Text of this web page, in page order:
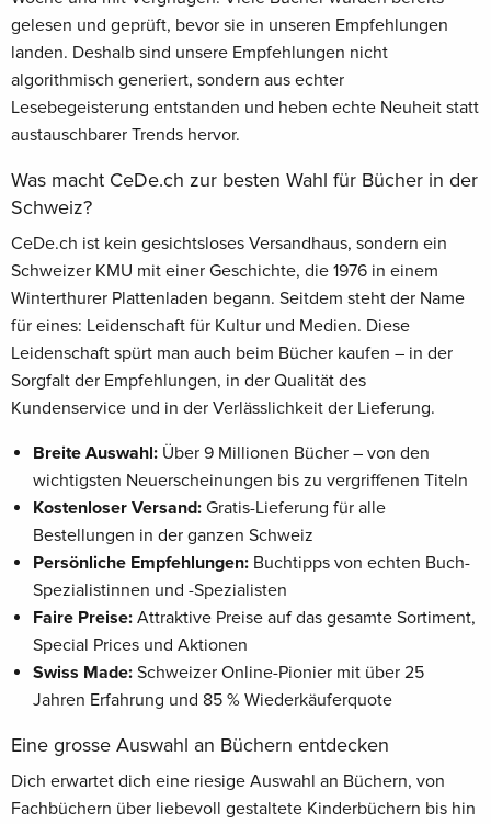
gelesen und geprüft, bevor sie in unseren Empfehlungen
landen. Deshalb sind unsere Empfehlungen nicht
algorithmisch generiert, sondern aus echter
Lesebegeisterung entstanden und heben echte Neuheit statt
austauschbarer Trends hervor.
Was macht CeDe.ch zur besten Wahl für Bücher in der
Schweiz?
CeDe.ch ist kein gesichtsloses Versandhaus, sondern ein
Schweizer KMU mit einer Geschichte, die 1976 in einem
Winterthurer Plattenladen begann. Seitdem steht der Name
für eines: Leidenschaft für Kultur und Medien. Diese
Leidenschaft spürt man auch beim Bücher kaufen – in der
Sorgfalt der Empfehlungen, in der Qualität des
Kundenservice und in der Verlässlichkeit der Lieferung.
Breite Auswahl: Über 9 Millionen Bücher – von den
wichtigsten Neuerscheinungen bis zu vergriffenen Titeln
Kostenloser Versand: Gratis-Lieferung für alle
Bestellungen in der ganzen Schweiz
Persönliche Empfehlungen: Buchtipps von echten Buch-
Spezialistinnen und -Spezialisten
Faire Preise: Attraktive Preise auf das gesamte Sortiment,
Special Prices und Aktionen
Swiss Made: Schweizer Online-Pionier mit über 25
Jahren Erfahrung und 85 % Wiederkäuferquote
Eine grosse Auswahl an Büchern entdecken
Dich erwartet dich eine riesige Auswahl an Büchern, von
Fachbüchern über liebevoll gestaltete Kinderbüchern bis hin